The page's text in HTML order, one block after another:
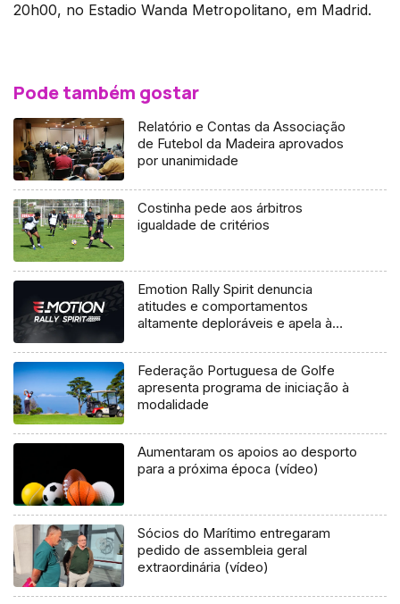
20h00, no Estadio Wanda Metropolitano, em Madrid.
Pode também gostar
Relatório e Contas da Associação
de Futebol da Madeira aprovados
por unanimidade
Costinha pede aos árbitros
igualdade de critérios
Emotion Rally Spirit denuncia
atitudes e comportamentos
altamente deploráveis e apela à
Federação Portuguesa de Golfe
apresenta programa de iniciação à
modalidade
Aumentaram os apoios ao desporto
para a próxima época (vídeo)
Sócios do Marítimo entregaram
pedido de assembleia geral
extraordinária (vídeo)